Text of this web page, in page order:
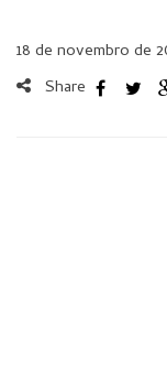
18 de novembro de
Share